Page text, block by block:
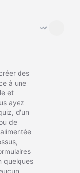
⌄
des
à une
et
ayez
d'un
de
quelques